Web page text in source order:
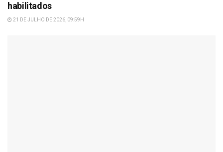
habilitados
21 DE JULHO DE 2026, 09:59H